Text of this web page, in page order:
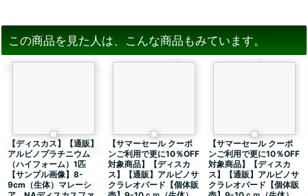
この商品を見た人は、こんな商品もみています。
【ディスカス】【通販】
アルビノプラチニウム
（ハイフォーム）1匹
【サンプル画像】8-
9cm（生体）マレーシ
【サマーセール クーポ
ンご利用で更に10％OFF
対象商品】【ディスカ
ス】【通販】アルビノサ
クラレオパード【個体販
【サマーセール クーポ
ンご利用で更に10％OFF
対象商品】【ディスカ
ス】【通販】アルビノサ
クラレオパード【個体販